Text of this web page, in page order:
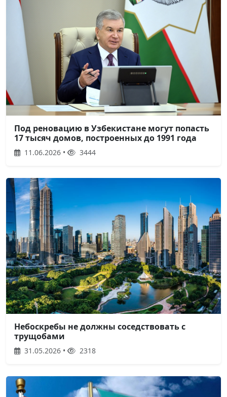
Под реновацию в Узбекистане могут попасть
17 тысяч домов, построенных до 1991 года
11.06.2026 • 3444
Небоскребы не должны соседствовать с
трущобами
31.05.2026 • 2318